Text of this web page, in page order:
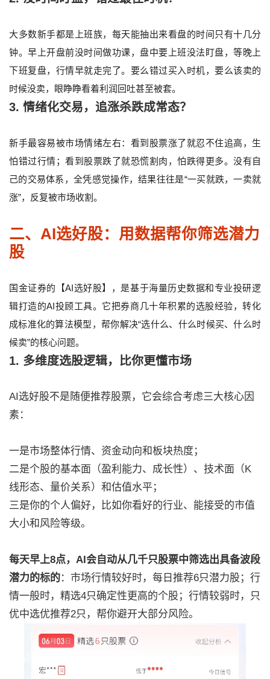
大多数新手都是上班族，每天能抽出来看盘的时间只有十几分
钟。早上开盘前没时间做功课，盘中要上班没法盯盘，等晚上
下班复盘，行情早就走完了。要么错过买入时机，要么该卖的
时候没卖，眼睁睁看着利润回吐甚至被套。
3. 情绪化交易，追涨杀跌成常态？
新手最容易被市场情绪左右：看到股票涨了就忍不住追高，生
怕错过行情；看到股票跌了就恐慌割肉，怕跌得更多。没有自
己的交易体系，全凭感觉操作，结果往往是“一买就跌，一卖就
涨”，反复被市场收割。
二、AI选好股：用数据帮你筛选潜力
股
国金证券的【AI选好股】，是基于海量历史数据和专业投研逻
辑打造的AI投顾工具。它把券商几十年积累的选股经验，转化
成标准化的算法模型，帮你解决“选什么、什么时候买、什么时
候卖”的核心问题。
1. 多维度选股逻辑，比你更懂市场
AI选好股不是随便推荐股票，它会综合考虑三大核心因
素：
一是市场整体行情、资金动向和板块热度；
二是个股的基本面（盈利能力、成长性）、技术面（K
线形态、量价关系）和估值水平；
三是你的个人偏好，比如你看好的行业、能接受的市值
大小和风险等级。
每天早上8点，AI会自动从几千只股票中筛选出具备波段
潜力的标的：市场行情较好时，每日推荐6只潜力股；行
情一般时，精选4只确定性更高的个股；行情较弱时，只
优中选优推荐2只，帮你避开大部分风险。